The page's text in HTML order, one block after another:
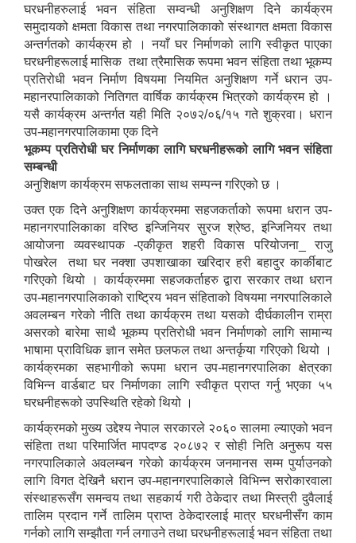
घरधनीहरुलाई भवन संहिता सम्वन्धी अनुशिक्षण दिने कार्यक्रम
समुदायको क्षमता विकास तथा नगरपालिकाको संस्थागत क्षमता विकास
अन्तर्गतको कार्यक्रम हो । नयाँ घर निर्माणको लागि स्वीकृत पाएका
घरधनीहरूलाई मासिक तथा त्रैमासिक रूपमा भवन संहिता तथा भूकम्प
प्रतिरोधी भवन निर्माण विषयमा नियमित अनुशिक्षण गर्ने धरान उप-
महानरपालिकाको नितिगत वार्षिक कार्यक्रम भित्रको कार्यक्रम हो ।
यसै कार्यक्रम अन्तर्गत यही मिति २०७२/०६/१५ गते शुक्रवा। धरान
उप-महानगरपालिकामा एक दिने
भूकम्प प्रतिरोधी घर निर्माणका लागि घरधनीहरूको लागि भवन संहिता
सम्बन्धी
अनुशिक्षण कार्यक्रम सफलताका साथ सम्पन्न गरिएको छ ।
उक्त एक दिने अनुशिक्षण कार्यक्रममा सहजकर्ताको रूपमा धरान उप-
महानगरपालिकाका वरिष्ठ इन्जिनियर सुरज श्रेष्ठ, इन्जिनियर तथा
आयोजना व्यवस्थापक -एकीकृत शहरी विकास परियोजना_ राजु
पोखरेल तथा घर नक्शा उपशाखाका खरिदार हरी बहादुर कार्कीबाट
गरिएको थियो । कार्यक्रममा सहजकर्ताहरु द्वारा सरकार तथा धरान
उप-महानगरपालिकाको राष्ट्रिय भवन संहिताको विषयमा नगरपालिकाले
अवलम्बन गरेको नीति तथा कार्यक्रम तथा यसको दीर्घकालीन राम्रा
असरको बारेमा साथै भूकम्प प्रतिरोधी भवन निर्माणको लागि सामान्य
भाषामा प्राविधिक ज्ञान समेत छलफल तथा अन्तर्कृया गरिएको थियो ।
कार्यक्रमका सहभागीको रूपमा धरान उप-महानगरपालिका क्षेत्रका
विभिन्न वार्डबाट घर निर्माणका लागि स्वीकृत प्राप्त गर्नु भएका ५५
घरधनीहरूको उपस्थिति रहेको थियो ।
कार्यक्रमको मुख्य उद्देश्य नेपाल सरकारले २०६० सालमा ल्याएको भवन
संहिता तथा परिमार्जित मापदण्ड २०८७२ र सोही निति अनुरूप यस
नगरपालिकाले अवलम्बन गरेको कार्यक्रम जनमानस सम्म पुर्याउनको
लागि विगत देखिनै धरान उप-महानगरपालिकाले विभिन्न सरोकारवाला
संस्थाहरूसँग समन्वय तथा सहकार्य गरी ठेकेदार तथा मिस्त्री दुवैलाई
तालिम प्रदान गर्ने तालिम प्राप्त ठेकेदारलाई मात्र घरधनीसँग काम
गर्नको लागि सम्झौता गर्न लगाउने तथा घरधनीहरूलाई भवन संहिता तथा